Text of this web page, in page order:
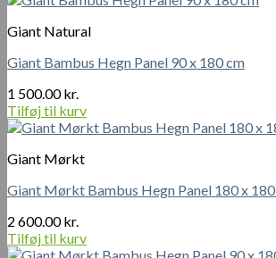
Giant Natural
Giant Bambus Hegn Panel 90 x 180 cm
1 500.00kr.
Tilføj til kurv
Giant Mørkt
Giant Mørkt Bambus Hegn Panel 180 x
2 600.00kr.
Tilføj til kurv